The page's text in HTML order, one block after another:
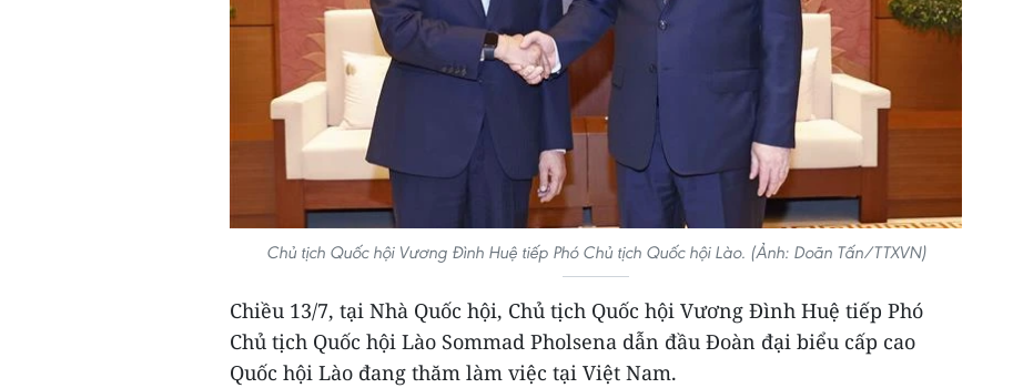
Chủ tịch Quốc hội Vương Đình Huệ tiếp Phó Chủ tịch Quốc hội Lào. (Ảnh: Doãn Tấn/TTXVN)
Chiều 13/7, tại Nhà Quốc hội, Chủ tịch Quốc hội Vương Đình Huệ tiếp Phó
Chủ tịch Quốc hội Lào Sommad Pholsena dẫn đầu Đoàn đại biểu cấp cao
Quốc hội Lào đang thăm làm việc tại Việt Nam.